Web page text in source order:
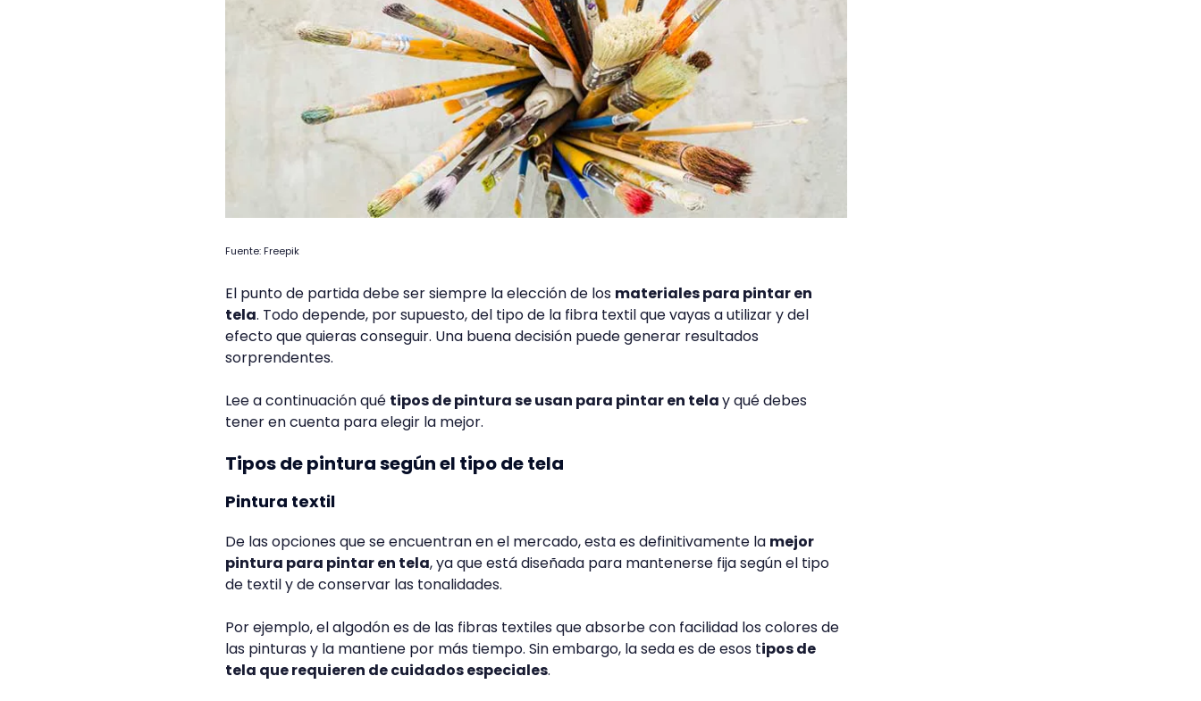
Fuente: Freepik
El punto de partida debe ser siempre la elección de los materiales para pintar en
tela. Todo depende, por supuesto, del tipo de la fibra textil que vayas a utilizar y del
efecto que quieras conseguir. Una buena decisión puede generar resultados
sorprendentes.
Lee a continuación qué tipos de pintura se usan para pintar en telay qué debes
tener en cuenta para elegir la mejor.
Tipos de pintura según el tipo de tela
Pintura textil
De las opciones que se encuentran en el mercado, esta es definitivamente la mejor
pintura para pintar en tela, ya que está diseñada para mantenerse fija según el tipo
de textil y de conservar las tonalidades.
Por ejemplo, el algodón es de las fibras textiles que absorbe con facilidad los colores de
las pinturas y la mantiene por más tiempo. Sin embargo, la seda es de esos tipos de
tela que requieren de cuidados especiales.